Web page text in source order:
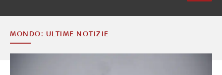
MONDO: ULTIME NOTIZIE